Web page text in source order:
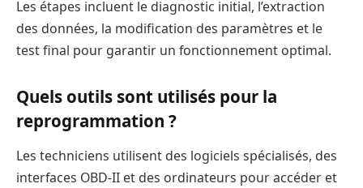
Les étapes incluent le diagnostic initial, l’extraction
des données, la modification des paramètres et le
test final pour garantir un fonctionnement optimal.
Quels outils sont utilisés pour la
reprogrammation ?
Les techniciens utilisent des logiciels spécialisés, des
interfaces OBD-II et des ordinateurs pour accéder et